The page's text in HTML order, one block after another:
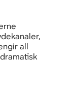
all